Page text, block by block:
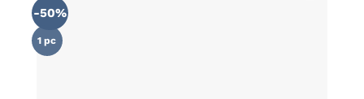
-50%
1 pc